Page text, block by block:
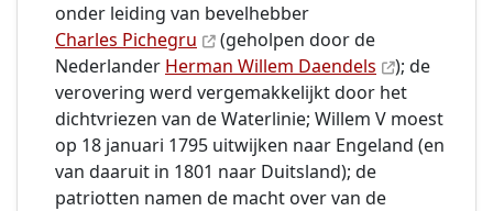
onder leiding van bevelhebber
Charles Pichegru
(geholpen door de
Nederlander Herman Willem Daendels
); de
verovering werd vergemakkelijkt door het
dichtvriezen van de Waterlinie; Willem V moest
op 18 januari 1795 uitwijken naar Engeland (en
van daaruit in 1801 naar Duitsland); de
patriotten namen de macht over van de